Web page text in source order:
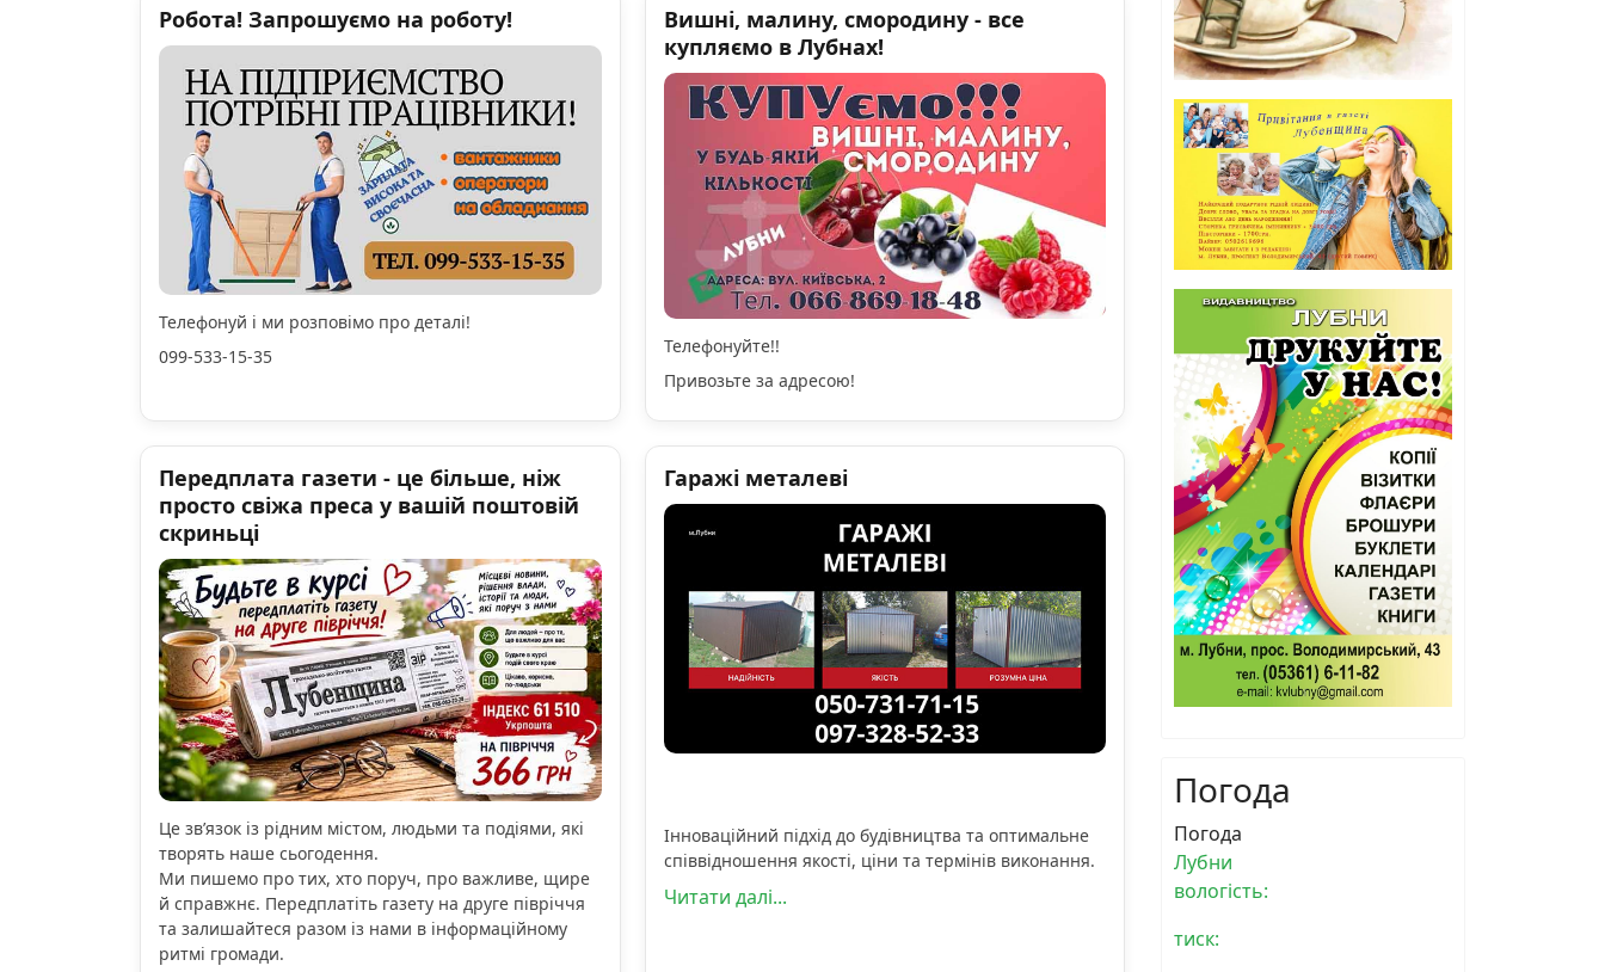
Робота! Запрошуємо на роботу!
Телефонуй і ми розповімо про деталі!
099-533-15-35
Вишні, малину, смородину - все
купляємо в Лубнах!
Телефонуйте!!
Привозьте за адресою!
Передплата газети - це більше, ніж
просто свіжа преса у вашій поштовій
скриньці
Це зв’язок із рідним містом, людьми та подіями, які
творять наше сьогодення.
Ми пишемо про тих, хто поруч, про важливе, щире
й справжнє. Передплатіть газету на друге півріччя
та залишайтеся разом із нами в інформаційному
ритмі громади.
Гаражі металеві
Інноваційний підхід до будівництва та оптимальне
співвідношення якості, ціни та термінів виконання.
Читати далі...
Погода
Погода
Лубни
вологість:
тиск: